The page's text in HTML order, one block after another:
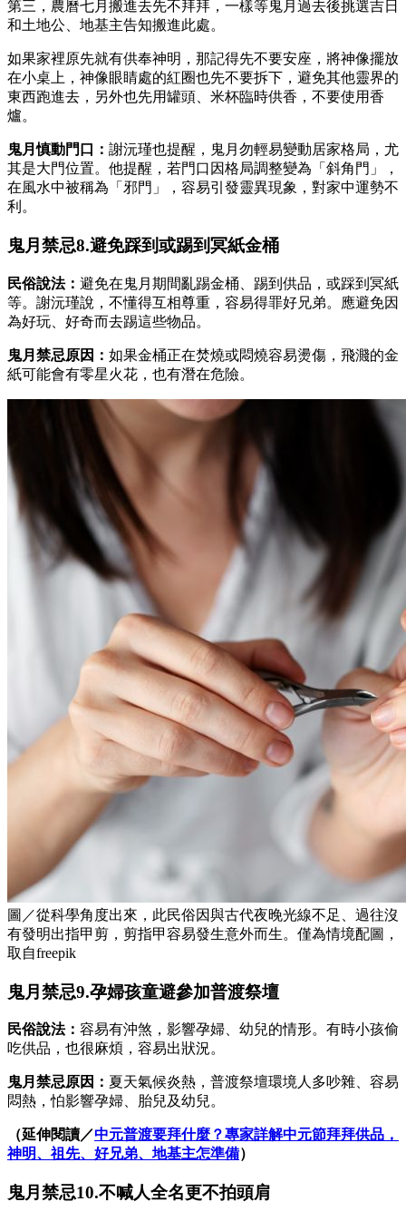
第三，農曆七月搬進去先不拜拜，一樣等鬼月過去後挑選吉日
和土地公、地基主告知搬進此處。
如果家裡原先就有供奉神明，那記得先不要安座，將神像擺放
在小桌上，神像眼睛處的紅圈也先不要拆下，避免其他靈界的
東西跑進去，另外也先用罐頭、米杯臨時供香，不要使用香
爐。
鬼月慎動門口： 謝沅瑾也提醒，鬼月勿輕易變動居家格局，尤
其是大門位置。他提醒，若門口因格局調整變為「斜角門」，
在風水中被稱為「邪門」，容易引發靈異現象，對家中運勢不
利。
鬼月禁忌8.避免踩到或踢到冥紙金桶
民俗說法： 避免在鬼月期間亂踢金桶、踢到供品，或踩到冥紙
等。謝沅瑾說，不懂得互相尊重，容易得罪好兄弟。應避免因
為好玩、好奇而去踢這些物品。
鬼月禁忌原因： 如果金桶正在焚燒或悶燒容易燙傷，飛濺的金
紙可能會有零星火花，也有潛在危險。
圖／從科學角度出來，此民俗因與古代夜晚光線不足、過往沒
有發明出指甲剪，剪指甲容易發生意外而生。僅為情境配圖，
取自freepik
鬼月禁忌9.孕婦孩童避參加普渡祭壇
民俗說法： 容易有沖煞，影響孕婦、幼兒的情形。有時小孩偷
吃供品，也很麻煩，容易出狀況。
鬼月禁忌原因： 夏天氣候炎熱，普渡祭壇環境人多吵雜、容易
悶熱，怕影響孕婦、胎兒及幼兒。
（延伸閱讀／中元普渡要拜什麼？專家詳解中元節拜拜供品，
神明、祖先、好兄弟、地基主怎準備）
鬼月禁忌10.不喊人全名更不拍頭肩